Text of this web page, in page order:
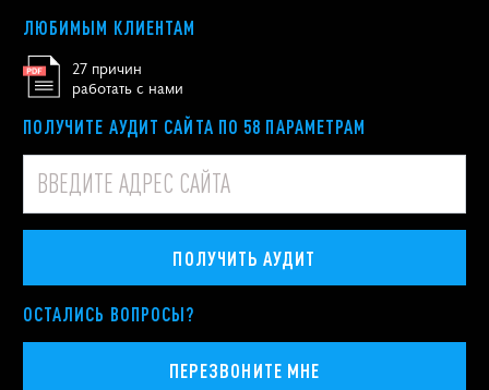
ЛЮБИМЫМ КЛИЕНТАМ
27 причин
работать с нами
ПОЛУЧИТЕ АУДИТ САЙТА ПО 58 ПАРАМЕТРАМ
ПОЛУЧИТЬ АУДИТ
ОСТАЛИСЬ ВОПРОСЫ?
ПЕРЕЗВОНИТЕ МНЕ